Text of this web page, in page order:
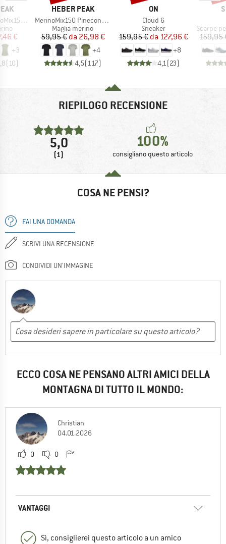
Loose Tank
ridotto
€
+3
(10)
MARCHIO
HEBER PEAK
Articolo
MerinoMix150 PineconeHe. II T-Shirt
Gruppo di prodotti
Maglia merino
Prezzo
59,95 € Prezzo ridotto
da 26,98 €
+4
4,5(117)
MARCHIO
ON
Articolo
Cloud 6
Gruppo di prodotti
Sneaker
Prezzo
159,95 € Prezzo ridotto
da 127,96 €
+8
4,1(23)
Gruppo
Scarpe
159,95
RIEPILOGO RECENSIONE
5,0
(1)
100%
consigliano questo articolo
COSA NE PENSI?
FAI UNA DOMANDA
SCRIVI UNA RECENSIONE
CONDIVIDI UN'IMMAGINE
ECCO COSA NE PENSANO ALTRI AMICI DELLA
MONTAGNA DI TUTTO IL MONDO:
Christian
04.01.2026
0 0
VANTAGGI
Sì, consiglierei questo articolo a un amico